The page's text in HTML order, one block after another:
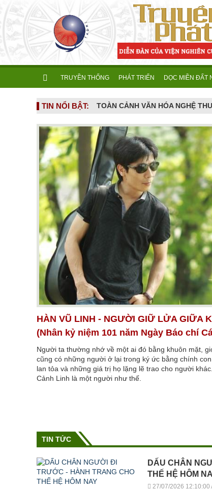
TRUYỀN THỐNG PHÁT TRIỂN DỌC MIỀN ĐẤT
TIN NỔI BẬT:
HÀN VŨ LINH - NGƯỜI GIỮ LỬA GIỮA
(Nhân kỷ niệm 101 năm Ngày Báo chí
Người ta thường nhớ về một ai đó bằng khuôn mặt,
cũng có những người ở lại trong ký ức bằng chính
lan tỏa và những giá trị họ lặng lẽ trao cho người
Cảnh Linh là một người như thế.
TIN TỨC
DẤU CHÂN
THẾ HỆ HÔM
27/07/2026 12:10:00